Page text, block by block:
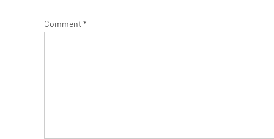
Comment*